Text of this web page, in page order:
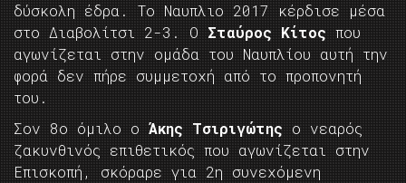
δύσκολη έδρα. Το Ναυπλιο 2017 κέρδισε μέσα
στο Διαβολίτσι 2-3. Ο Σταύρος Κίτος που
αγωνίζεται στην ομάδα του Ναυπλίου αυτή την
φορά δεν πήρε συμμετοχή από το προπονητή
του.
Σον 8ο όμιλο ο Άκης Τσιριγώτης ο νεαρός
ζακυνθινός επιθετικός που αγωνίζεται στην
Επισκοπή, σκόραρε για 2η συνεχόμενη